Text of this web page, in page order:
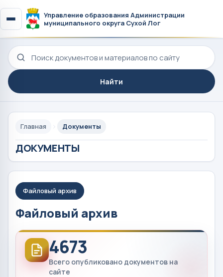
Управление образования Администрации
муниципального округа Сухой Лог
Поиск по сайту
Найти
Главная Документы
ДОКУМЕНТЫ
Файловый архив
Файловый архив
4673
Всего опубликовано документов на
сайте